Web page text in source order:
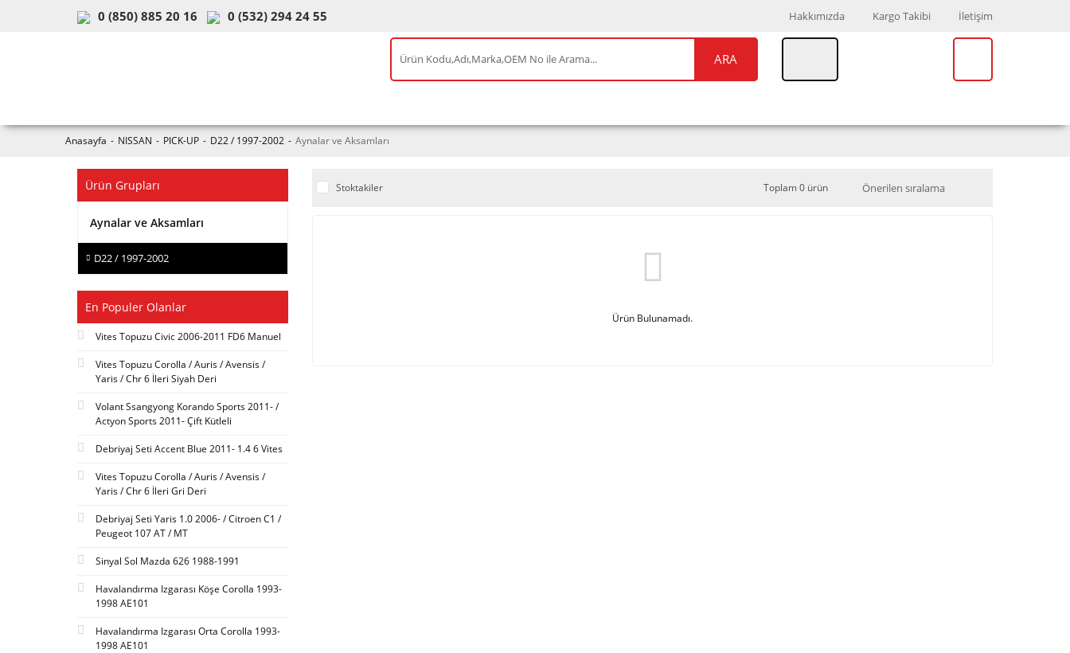
0 (850) 885 20 16 0 (532) 294 24 55 Hakkımızda Kargo Takibi İletişim
ARA
Anasayfa NISSAN PICK-UP D22 / 1997-2002 Aynalar ve Aksamları
Ürün Grupları
Aynalar ve Aksamları
D22 / 1997-2002
En Populer Olanlar
Vites Topuzu Civic 2006-2011 FD6 Manuel
Vites Topuzu Corolla / Auris / Avensis /
Yaris / Chr 6 İleri Siyah Deri
Volant Ssangyong Korando Sports 2011- /
Actyon Sports 2011- Çift Kütleli
Debriyaj Seti Accent Blue 2011- 1.4 6 Vites
Vites Topuzu Corolla / Auris / Avensis /
Yaris / Chr 6 İleri Gri Deri
Debriyaj Seti Yaris 1.0 2006- / Citroen C1 /
Peugeot 107 AT / MT
Sinyal Sol Mazda 626 1988-1991
Havalandırma Izgarası Köşe Corolla 1993-
1998 AE101
Havalandırma Izgarası Orta Corolla 1993-
1998 AE101
Stoktakiler Toplam 0 ürün
Ürün Bulunamadı.